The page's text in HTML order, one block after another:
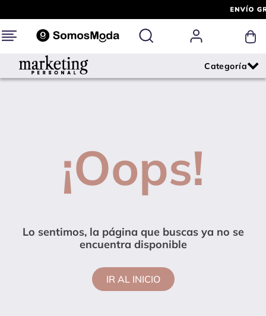
¡Oops!
Lo sentimos, la página que buscas ya no se
encuentra disponible
IR AL INICIO